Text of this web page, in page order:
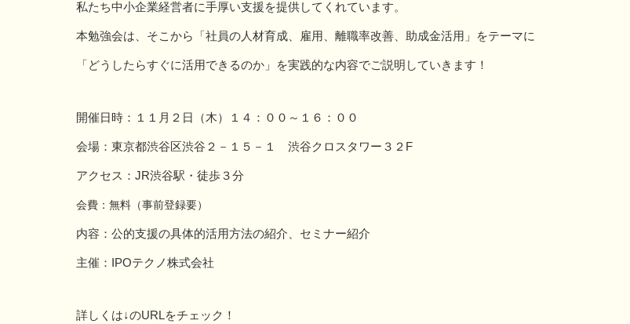
私たち中小企業経営者に手厚い支援を提供してくれています。
本勉強会は、そこから「社員の人材育成、雇用、離職率改善、助成金活用」をテーマに
「どうしたらすぐに活用できるのか」を実践的な内容でご説明していきます！
開催日時：１１月２日（木）１４：００～１６：００
会場：東京都渋谷区渋谷２－１５－１ 渋谷クロスタワー３２F
アクセス：JR渋谷駅・徒歩３分
会費：無料（事前登録要）
内容：公的支援の具体的活用方法の紹介、セミナー紹介
主催：IPOテクノ株式会社
詳しくは↓のURLをチェック！